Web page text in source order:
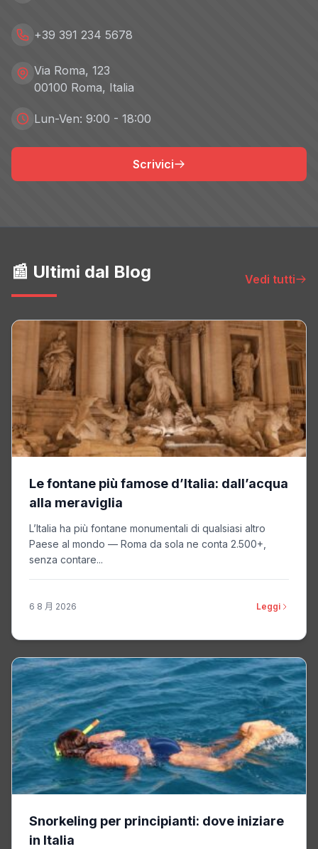
+39 391 234 5678
Via Roma, 123
00100 Roma, Italia
Lun-Ven: 9:00 - 18:00
Scrivici
📰 Ultimi dal Blog Vedi tutti
Le fontane più famose d’Italia: dall’acqua
alla meraviglia
L’Italia ha più fontane monumentali di qualsiasi altro
Paese al mondo — Roma da sola ne conta 2.500+,
senza contare...
6 8 月 2026 Leggi
Snorkeling per principianti: dove iniziare
in Italia